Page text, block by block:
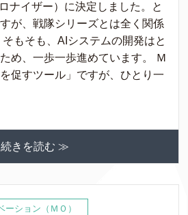
ナイザー）に決定しました。と
が、戦隊シリーズとは全く関係
もそも、AIシステムの開発はと
め、一歩一歩進めています。 Ｍ
促すツール」ですが、ひとり一
続きを読む ≫
ーション（ＭＯ）